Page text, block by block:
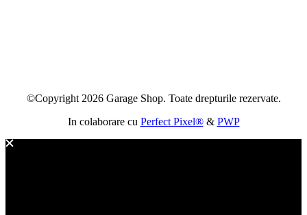
©Copyright 2026 Garage Shop. Toate drepturile rezervate.
In colaborare cu Perfect Pixel®& PWP